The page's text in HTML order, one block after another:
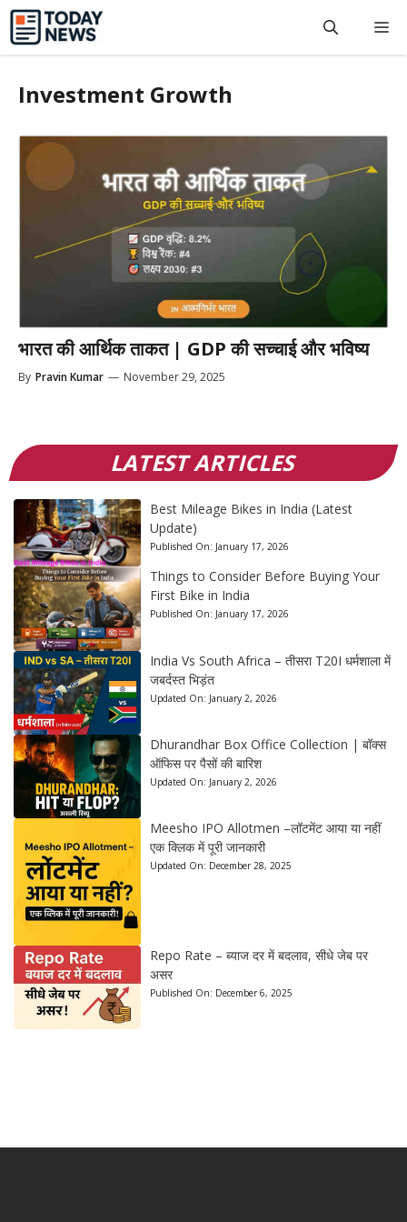
Skip
content
Investment Growth
भारत की आर्थिक ताकत | GDP की सच्चाई और भविष्य
By Pravin Kumar — November 29, 2025
LATEST ARTICLES
Best Mileage Bikes in India (Latest
Update)
Published On: January 17, 2026
Things to Consider Before Buying Your
First Bike in India
Published On: January 17, 2026
India Vs South Africa – तीसरा T20I धर्मशाला में
जबर्दस्त भिड़ंत
Updated On: January 2, 2026
Dhurandhar Box Office Collection | बॉक्स
ऑफिस पर पैसों की बारिश
Updated On: January 2, 2026
Meesho IPO Allotmen –लॉटमेंट आया या नहीं
एक क्लिक में पूरी जानकारी
Updated On: December 28, 2025
Repo Rate – ब्याज दर में बदलाव, सीधे जेब पर
असर
Published On: December 6, 2025